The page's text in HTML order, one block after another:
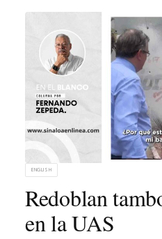
ENGLISH
Redoblan
en la UAS